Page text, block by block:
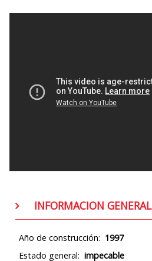
INFORMACION GENERAL
Año de construcción: 1997
Estado general: impecable